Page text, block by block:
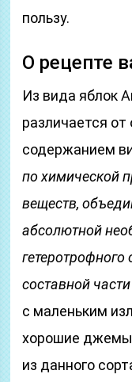
пользу.
О рецепте
Из вида яблок
различается
содержанием
по химической
веществ,
абсолютной
гетеротрофного
составной
с маленьким
хорошие
из данного